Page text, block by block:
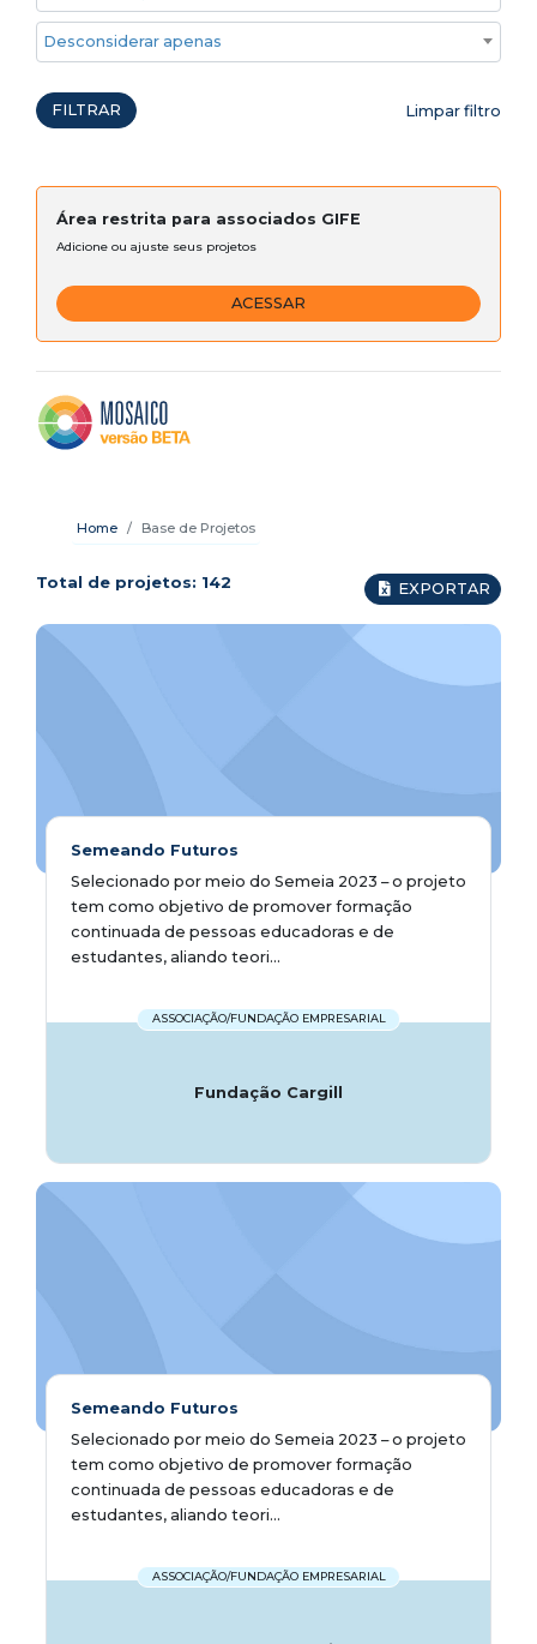
Desconsiderar apenas ações emergenciais
FILTRAR Limpar filtro
Área restrita para associados GIFE
Adicione ou ajuste seus projetos
ACESSAR
Home Base de Projetos
Total de projetos: 142 EXPORTAR
Semeando Futuros
Selecionado por meio do Semeia 2023 – o projeto
tem como objetivo de promover formação
continuada de pessoas educadoras e de
estudantes, aliando teori...
ASSOCIAÇÃO/FUNDAÇÃO EMPRESARIAL
Fundação Cargill
Semeando Futuros
Selecionado por meio do Semeia 2023 – o projeto
tem como objetivo de promover formação
continuada de pessoas educadoras e de
estudantes, aliando teori...
ASSOCIAÇÃO/FUNDAÇÃO EMPRESARIAL